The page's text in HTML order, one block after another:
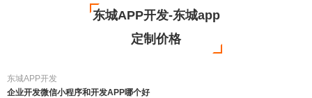
东城APP开发-东城app
定制价格
东城APP开发
企业开发微信小程序和开发APP哪个好